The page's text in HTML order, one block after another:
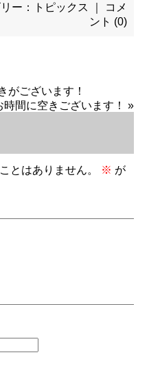
ー： トピックス
コメ
ント (0)
がございます！
間に空きございます！
»
とはありません。 ※ が